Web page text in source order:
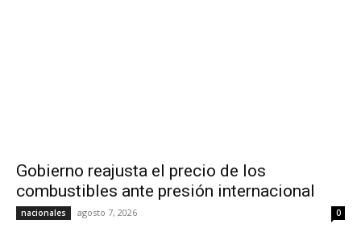
Gobierno reajusta el precio de los
combustibles ante presión internacional
nacionales agosto 7, 2026 0